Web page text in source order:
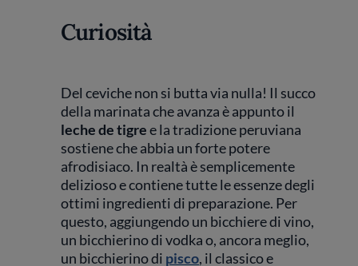
Curiosità
Del ceviche non si butta via nulla! Il succo
della marinata che avanza è appunto il
leche de tigree la tradizione peruviana
sostiene che abbia un forte potere
afrodisiaco. In realtà è semplicemente
delizioso e contiene tutte le essenze degli
ottimi ingredienti di preparazione. Per
questo, aggiungendo un bicchiere di vino,
un bicchierino di vodka o, ancora meglio,
un bicchierino di pisco, il classico e